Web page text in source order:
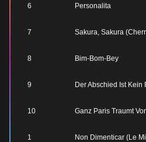
6 Personalita
7 Sakura, Sakura
8 Bim-Bom-Bey
9 Der Abschied Ist Kein
10 Ganz Paris Traumt
1 Non Dimenticar (Le